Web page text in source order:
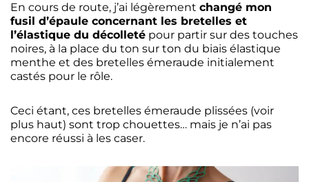
En cours de route, j’ai légèrement changé mon
fusil d’épaule concernant les bretelles et
l’élastique du décolleté pour partir sur des touches
noires, à la place du ton sur ton du biais élastique
menthe et des bretelles émeraude initialement
castés pour le rôle.
Ceci étant, ces bretelles émeraude plissées (voir
plus haut) sont trop chouettes… mais je n’ai pas
encore réussi à les caser.